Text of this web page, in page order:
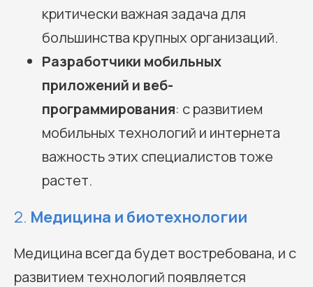
критически важная задача для
большинства крупных организаций.
Разработчики мобильных
приложений и веб-
программирования: с развитием
мобильных технологий и интернета
важность этих специалистов тоже
растет.
2. Медицина и биотехнологии
Медицина всегда будет востребована, и с
развитием технологий появляется